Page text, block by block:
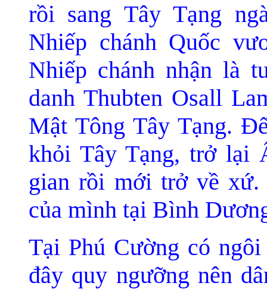
rồi sang Tây Tạng
Nhiếp chánh Quốc
Nhiếp chánh nhận là
danh Thubten Osall
Mật Tông Tây Tạng.
khỏi Tây Tạng, trở lại
gian rồi mới trở về xứ.
của mình tại Bình
Tại Phú Cường có
đây quy ngưỡng nên